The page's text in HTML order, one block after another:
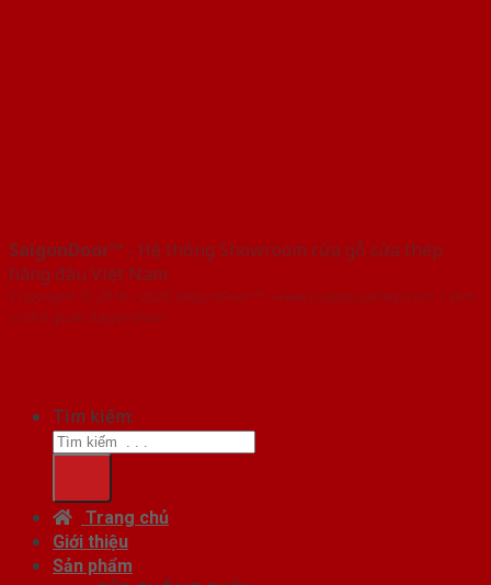
SaigonDoor™ - Hệ thống Showroom cửa gỗ cửa thép
hàng đầu Việt Nam
Copyright ⓒ 2016 – 2026 SaigonDoor™ - www.cuagocuathep.com | Đơn
vị chủ quản SaigonDoor
Tìm kiếm:
Trang chủ
Giới thiệu
Sản phẩm